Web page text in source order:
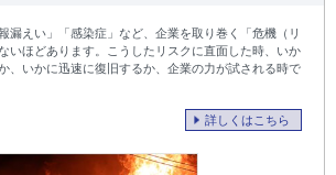
漏えい」「感染症」など、企業を取り巻く「危機（リ
いほどあります。こうしたリスクに直面した時、いか
、いかに迅速に復旧するか、企業の力が試される時で
詳しくはこちら